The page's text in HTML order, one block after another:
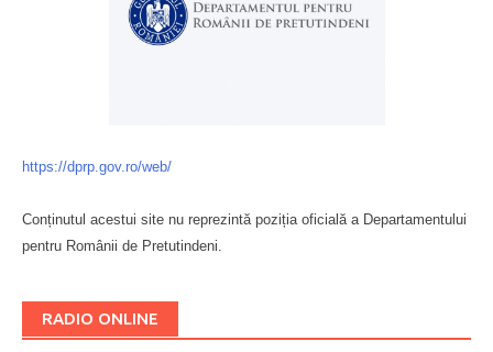
https://dprp.gov.ro/web/
Conținutul acestui site nu reprezintă poziția oficială a Departamentului
pentru Românii de Pretutindeni.
RADIO ONLINE